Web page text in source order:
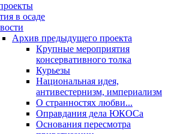
в осаде
Архив предыдущего проекта
Крупные мероприятия
консервативного толка
Курьезы
Национальная идея,
антивестернизм, империализм
О странностях любви...
Оправдания дела ЮКОСа
Основания пересмотра